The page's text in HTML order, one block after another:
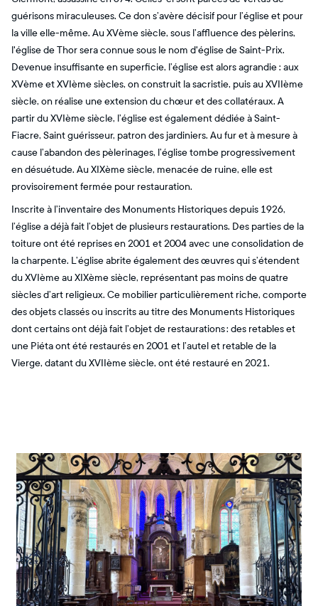
guérisons miraculeuses. Ce don s’avère décisif pour l’église et pour
la ville elle-même. Au XVème siècle, sous l’affluence des pèlerins,
l'église de Thor sera connue sous le nom d'église de Saint-Prix.
Devenue insuffisante en superficie, l’église est alors agrandie : aux
XVème et XVIème siècles, on construit la sacristie, puis au XVIIème
siècle, on réalise une extension du chœur et des collatéraux. A
partir du XVIème siècle, l’église est également dédiée à Saint-
Fiacre, Saint guérisseur, patron des jardiniers. Au fur et à mesure à
cause l’abandon des pèlerinages, l’église tombe progressivement
en désuétude. Au XIXème siècle, menacée de ruine, elle est
provisoirement fermée pour restauration.
Inscrite à l’inventaire des Monuments Historiques depuis 1926,
l’église a déjà fait l’objet de plusieurs restaurations. Des parties de la
toiture ont été reprises en 2001 et 2004 avec une consolidation de
la charpente. L’église abrite également des œuvres qui s’étendent
du XVIème au XIXème siècle, représentant pas moins de quatre
siècles d’art religieux. Ce mobilier particulièrement riche, comporte
des objets classés ou inscrits au titre des Monuments Historiques
dont certains ont déjà fait l’objet de restaurations : des retables et
une Piéta ont été restaurés en 2001 et l’autel et retable de la
Vierge, datant du XVIIème siècle, ont été restauré en 2021.